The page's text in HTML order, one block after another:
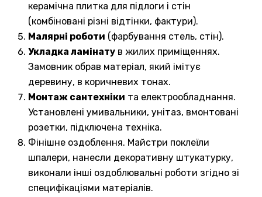
керамічна плитка для підлоги і стін
(комбіновані різні відтінки, фактури).
Малярні роботи (фарбування стель, стін).
Укладка ламінату в жилих приміщеннях.
Замовник обрав матеріал, який імітує
деревину, в коричневих тонах.
Монтаж сантехніки та електрообладнання.
Установлені умивальники, унітаз, вмонтовані
розетки, підключена техніка.
Фінішне оздоблення. Майстри поклеїли
шпалери, нанесли декоративну штукатурку,
виконали інші оздоблювальні роботи згідно зі
специфікаціями матеріалів.